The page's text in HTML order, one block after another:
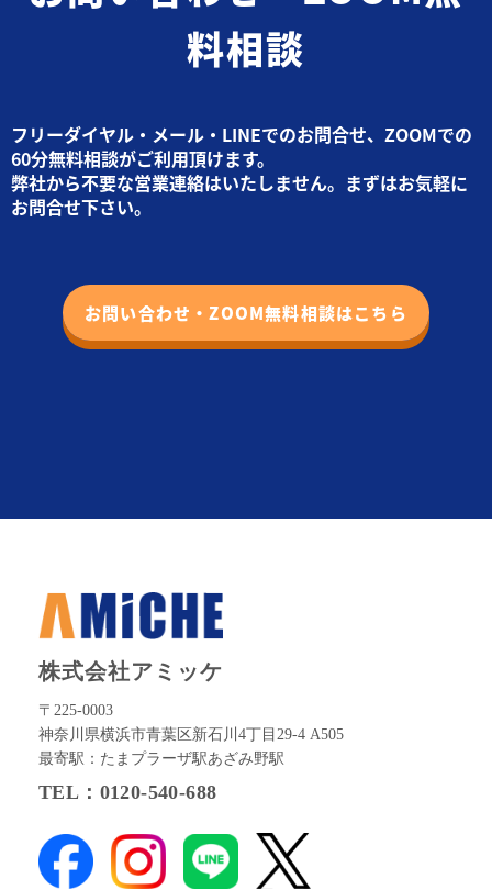
料相談
フリーダイヤル・メール・LINEでのお問合せ、ZOOMでの
60分無料相談がご利用頂けます。
弊社から不要な営業連絡はいたしません。まずはお気軽に
お問合せ下さい。
お問い合わせ・ZOOM無料相談はこちら
株式会社アミッケ
〒225-0003
神奈川県横浜市青葉区新石川4丁目29-4 A505
最寄駅：たまプラーザ駅あざみ野駅
TEL：0120-540-688